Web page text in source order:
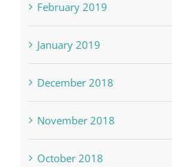
February 2019
January 2019
December 2018
November 2018
October 2018